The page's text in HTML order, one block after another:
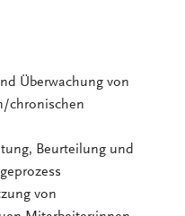
Überwachung von
chronischen
Beurteilung und
von